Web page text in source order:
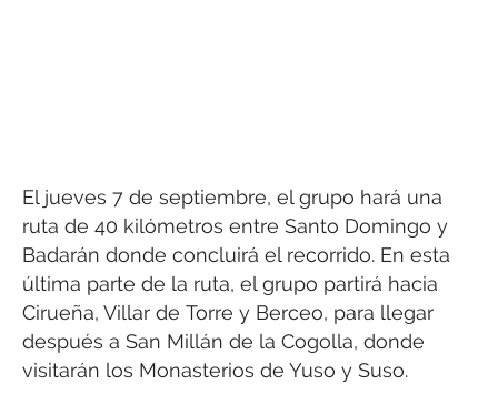
El jueves 7 de septiembre, el grupo hará una
ruta de 40 kilómetros entre Santo Domingo y
Badarán donde concluirá el recorrido. En esta
última parte de la ruta, el grupo partirá hacia
Cirueña, Villar de Torre y Berceo, para llegar
después a San Millán de la Cogolla, donde
visitarán los Monasterios de Yuso y Suso.